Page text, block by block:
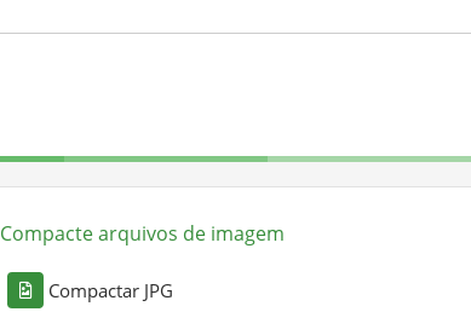
Compacte arquivos de imagem
Compactar JPG